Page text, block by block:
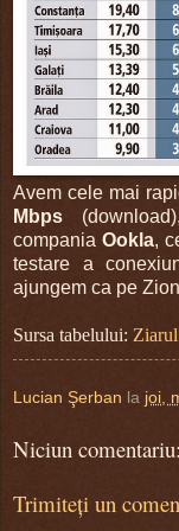
Avem cele mai
Mbps
compania Ookla,
testare a
ajungem ca pe
Sursa tabelului:
Lucian Şerban la joi,
Niciun comentariu:
Trimiteți un